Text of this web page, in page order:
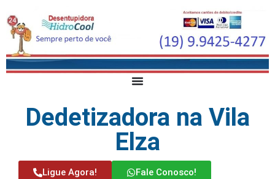
Dedetizadora na Vila
Elza
Ligue Agora! Fale Conosco!